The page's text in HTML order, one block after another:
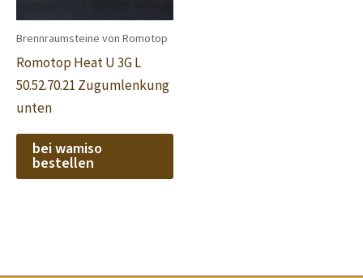
Brennraumsteine von Romotop
Romotop Heat U 3G L
50.52.70.21 Zugumlenkung
unten
bei wamiso
bestellen